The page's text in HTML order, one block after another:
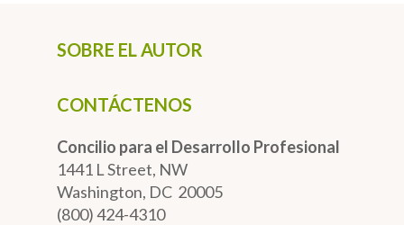
SOBRE EL AUTOR
CONTÁCTENOS
Concilio para el Desarrollo Profesional
1441 L Street, NW
Washington, DC 20005
(800) 424-4310